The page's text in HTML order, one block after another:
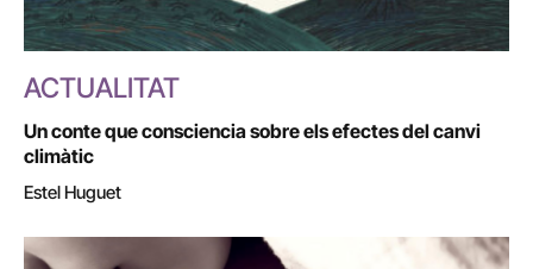
ACTUALITAT
Un conte que consciencia sobre els efectes del canvi
climàtic
Estel Huguet